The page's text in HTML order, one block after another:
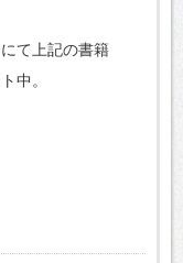
て上記の書籍
中。